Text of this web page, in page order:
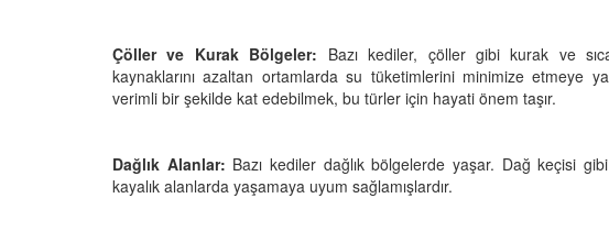
Çöller ve Kurak Bölgeler: Bazı kediler, çöller gibi kurak ve
kaynaklarını azaltan ortamlarda su tüketimlerini minimize etmeye
verimli bir şekilde kat edebilmek, bu türler için hayati önem taşır.
Dağlık Alanlar: Bazı kediler dağlık bölgelerde yaşar. Dağ keçisi
kayalık alanlarda yaşamaya uyum sağlamışlardır.